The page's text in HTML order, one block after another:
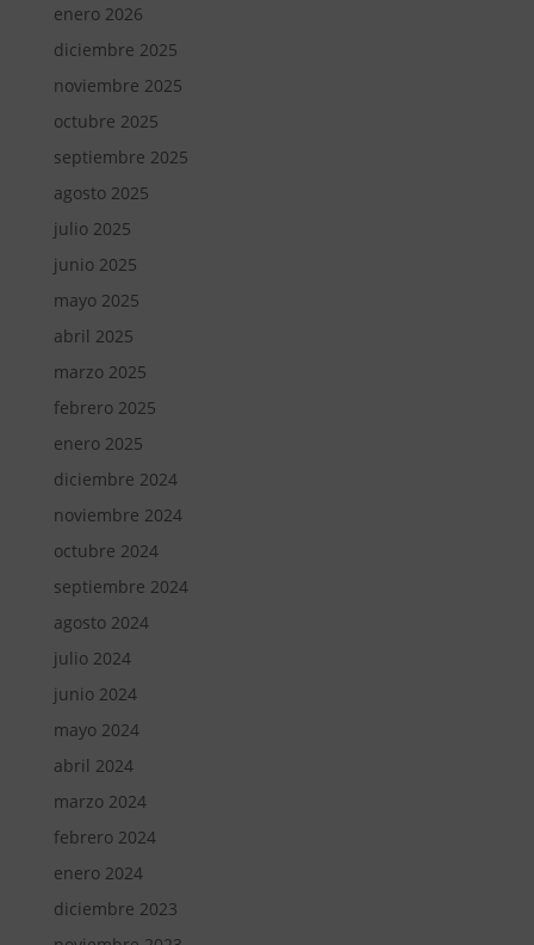
enero 2026
diciembre 2025
noviembre 2025
octubre 2025
septiembre 2025
agosto 2025
julio 2025
junio 2025
mayo 2025
abril 2025
marzo 2025
febrero 2025
enero 2025
diciembre 2024
noviembre 2024
octubre 2024
septiembre 2024
agosto 2024
julio 2024
junio 2024
mayo 2024
abril 2024
marzo 2024
febrero 2024
enero 2024
diciembre 2023